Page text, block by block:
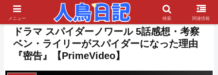
ドラマ スパイダーノワール 5話感想・考察
ベン・ライリーがスパイダーになった理由
『密告』【PrimeVideo】
メニュー 検索 関連情報